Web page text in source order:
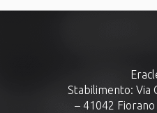
Stabilimento: Via
– 41042